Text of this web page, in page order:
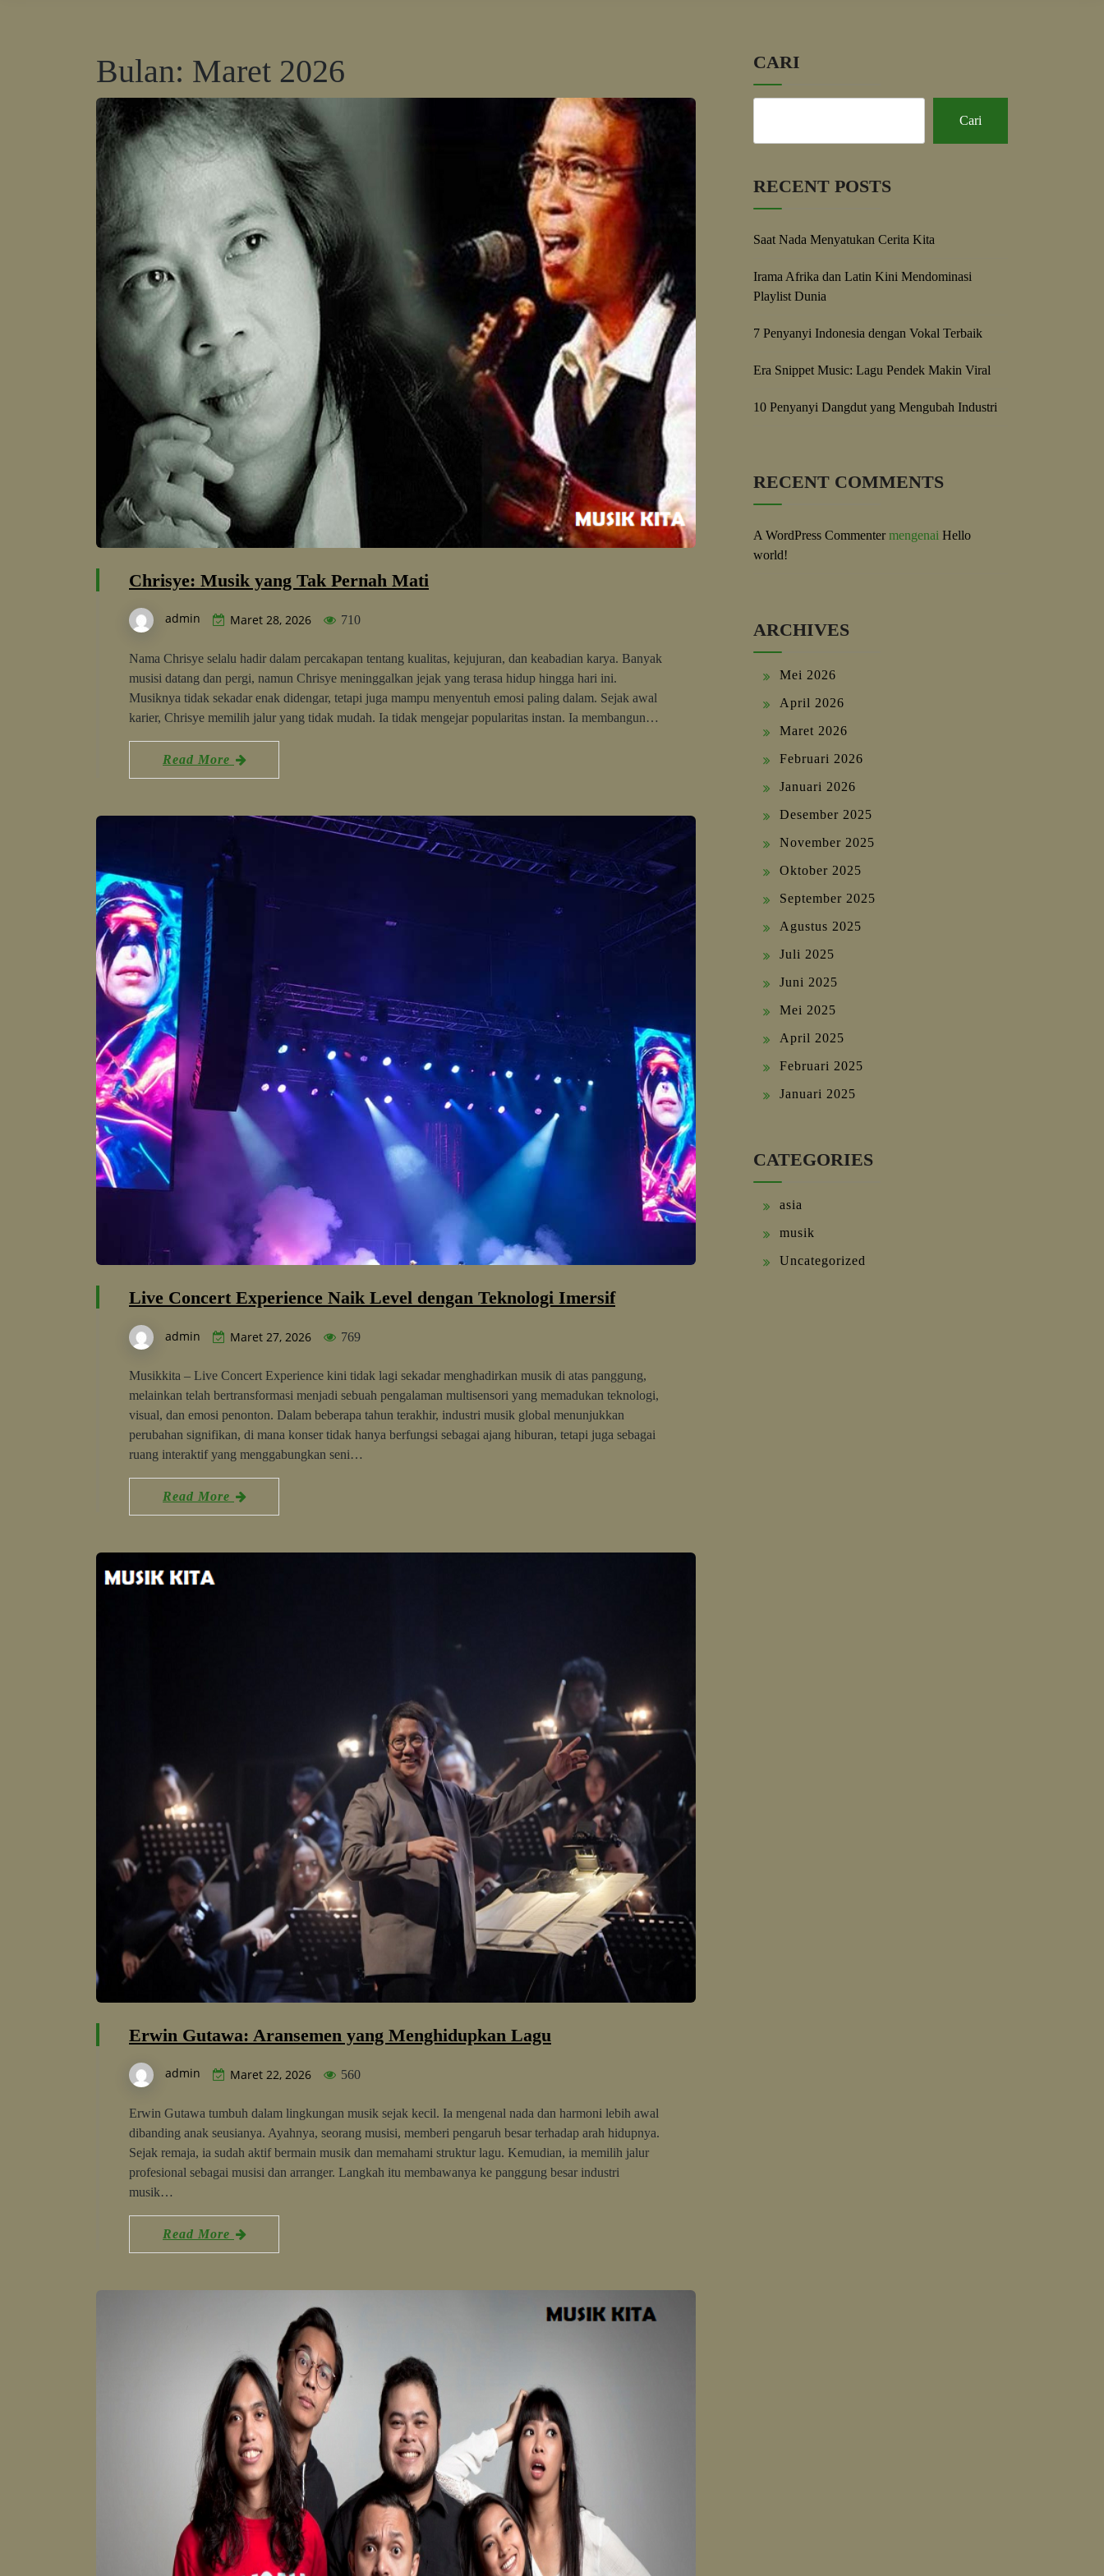
Bulan: Maret 2026
Chrisye: Musik yang Tak Pernah Mati
admin Maret 28, 2026 710
Nama Chrisye selalu hadir dalam percakapan tentang kualitas, kejujuran, dan keabadian karya. Banyak
musisi datang dan pergi, namun Chrisye meninggalkan jejak yang terasa hidup hingga hari ini.
Musiknya tidak sekadar enak didengar, tetapi juga mampu menyentuh emosi paling dalam. Sejak awal
karier, Chrisye memilih jalur yang tidak mudah. Ia tidak mengejar popularitas instan. Ia membangun…
Read More
Live Concert Experience Naik Level dengan Teknologi Imersif
admin Maret 27, 2026 769
Musikkita – Live Concert Experience kini tidak lagi sekadar menghadirkan musik di atas panggung,
melainkan telah bertransformasi menjadi sebuah pengalaman multisensori yang memadukan teknologi,
visual, dan emosi penonton. Dalam beberapa tahun terakhir, industri musik global menunjukkan
perubahan signifikan, di mana konser tidak hanya berfungsi sebagai ajang hiburan, tetapi juga sebagai
ruang interaktif yang menggabungkan seni…
Read More
Erwin Gutawa: Aransemen yang Menghidupkan Lagu
admin Maret 22, 2026 560
Erwin Gutawa tumbuh dalam lingkungan musik sejak kecil. Ia mengenal nada dan harmoni lebih awal
dibanding anak seusianya. Ayahnya, seorang musisi, memberi pengaruh besar terhadap arah hidupnya.
Sejak remaja, ia sudah aktif bermain musik dan memahami struktur lagu. Kemudian, ia memilih jalur
profesional sebagai musisi dan arranger. Langkah itu membawanya ke panggung besar industri
musik…
Read More
CARI
Cari
RECENT POSTS
Saat Nada Menyatukan Cerita Kita
Irama Afrika dan Latin Kini Mendominasi
Playlist Dunia
7 Penyanyi Indonesia dengan Vokal Terbaik
Era Snippet Music: Lagu Pendek Makin Viral
10 Penyanyi Dangdut yang Mengubah Industri
RECENT COMMENTS
A WordPress Commentermengenai Hello
world!
ARCHIVES
Mei 2026
April 2026
Maret 2026
Februari 2026
Januari 2026
Desember 2025
November 2025
Oktober 2025
September 2025
Agustus 2025
Juli 2025
Juni 2025
Mei 2025
April 2025
Februari 2025
Januari 2025
CATEGORIES
asia
musik
Uncategorized